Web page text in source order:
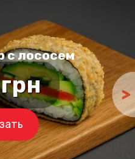
с лососем
грн